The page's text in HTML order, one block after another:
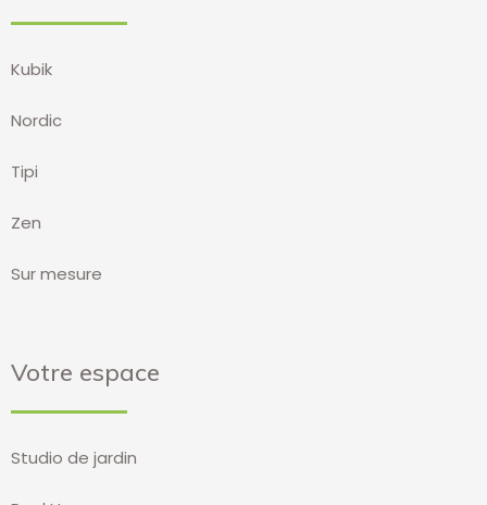
Kubik
Nordic
Tipi
Zen
Sur mesure
Votre espace
Studio de jardin